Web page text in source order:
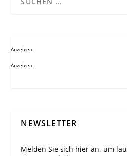
Anzeigen
Anzeigen
NEWSLETTER
Melden Sie sich hier an, um